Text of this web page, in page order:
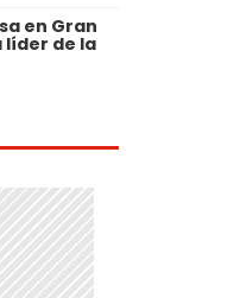
en Gran
líder de la